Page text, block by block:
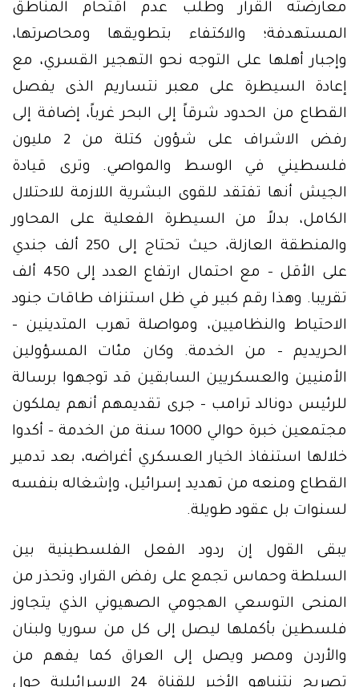
معارضته القرار وطلب عدم اقتحام المناطق
المستهدفة؛ والاكتفاء بتطويقها ومحاصرتها،
وإجبار أهلها على التوجه نحو التهجير القسري، مع
إعادة السيطرة على معبر نتساريم الذى يفصل
القطاع من الحدود شرقاً إلى البحر غرباً، إضافة إلى
رفض الاشراف على شؤون كتلة من 2 مليون
فلسطيني في الوسط والمواصي. وترى قيادة
الجيش أنها تفتقد للقوى البشرية اللازمة للاحتلال
الكامل، بدلاً من السيطرة الفعلية على المحاور
والمنطقة العازلة، حيث تحتاج إلى 250 ألف جندي
على الأقل – مع احتمال ارتفاع العدد إلى 450 ألف
تقريبا. وهذا رقم كبير في ظل استنزاف طاقات جنود
الاحتياط والنظاميين، ومواصلة تهرب المتدينين –
الحريديم – من الخدمة. وكان مئات المسؤولين
الأمنيين والعسكريين السابقين قد توجهوا برسالة
للرئيس دونالد ترامب – جرى تقديمهم أنهم يملكون
مجتمعين خبرة حوالي 1000 سنة من الخدمة – أكدوا
خلالها استنفاذ الخيار العسكري أغراضه، بعد تدمير
القطاع ومنعه من تهديد إسرائيل، وإشغاله بنفسه
لسنوات بل عقود طويلة.
يبقى القول إن ردود الفعل الفلسطينية بين
السلطة وحماس تجمع على رفض القرار، وتحذر من
المنحى التوسعي الهجومي الصهيوني الذي يتجاوز
فلسطين بأكملها ليصل إلى كل من سوريا ولبنان
والأردن ومصر ويصل إلى العراق كما يفهم من